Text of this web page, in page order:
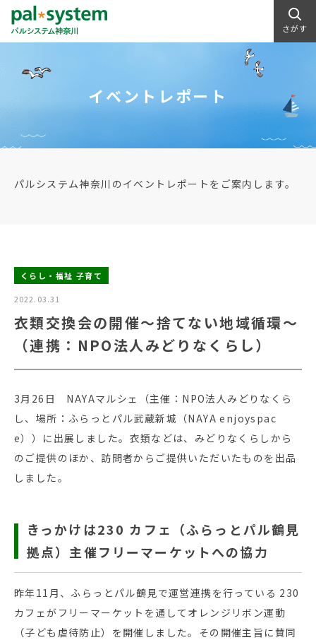
さがす
イベントレポート
パルシステム神奈川のイベントレポートをご案内します。
くらし・福祉 子育て
2022.03.31
衣類交換会の開催～捨てない地域循環～
（連携：NPO法人みどりなくらし）
3月26日 NAYAマルシェ（主催：NPO法人みどりなくら
し、場所：ふらっとパル武蔵新城（NAYA enjoyspac
e））に出展しました。衣類などは、みどりなくらしから
のご提供のほか、訪問者からご提供いただいたものを出品
しました。
きっかけは230 カフェ（ふらっとパル鶴見
拠点）主催フリーマーケットへの協力
昨年11月、ふらっとパル鶴見で運営連携を行っている 230
カフェがフリーマーケットを通してオレンジリボン運動
（子ども虐待防止）を開催しました。その開催主旨に賛同